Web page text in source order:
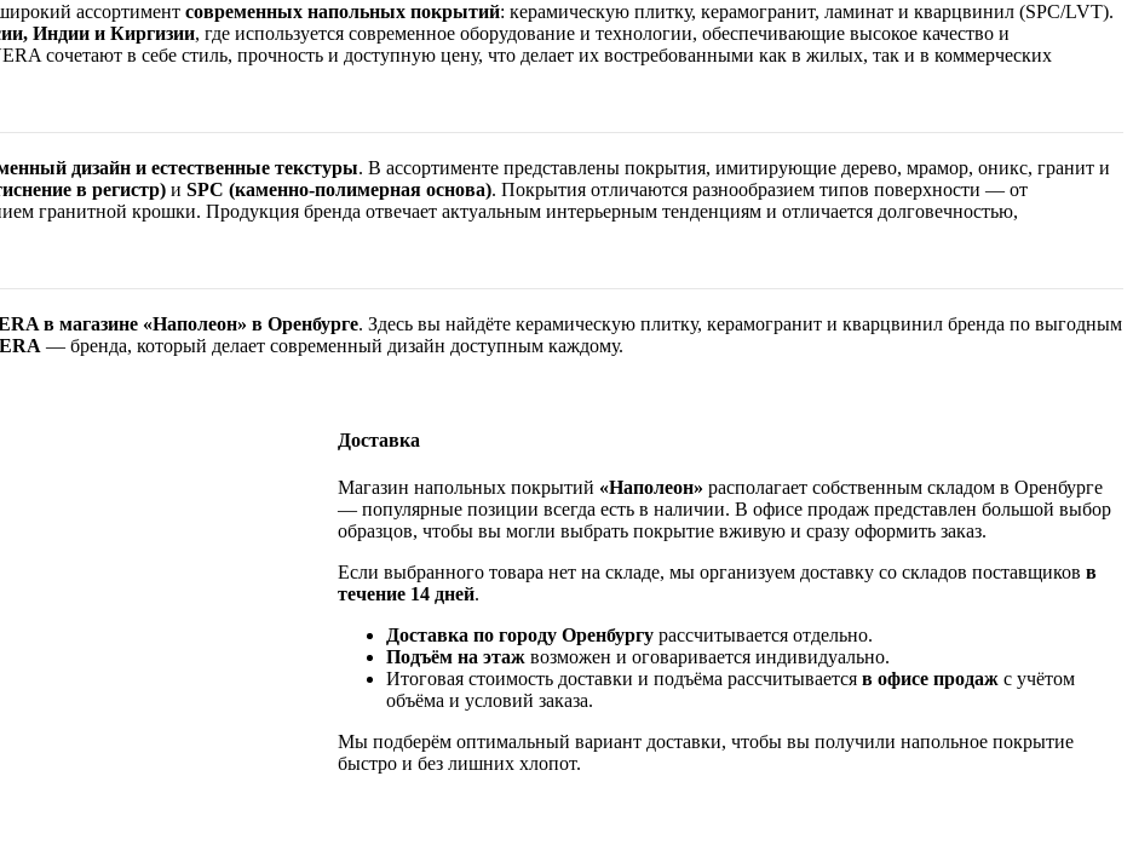
ассортимент современных напольных покрытий: керамическую плитку, керамогранит, ламинат и кварцвинил (SPC/LVT).
Индии и Киргизии, где используется современное оборудование и технологии, обеспечивающие высокое качество и
сочетают в себе стиль, прочность и доступную цену, что делает их востребованными как в жилых, так и в коммерческих
дизайн и естественные текстуры. В ассортименте представлены покрытия, имитирующие дерево, мрамор, оникс, гранит и
в регистр) и SPC (каменно-полимерная основа). Покрытия отличаются разнообразием типов поверхности — от
гранитной крошки. Продукция бренда отвечает актуальным интерьерным тенденциям и отличается долговечностью,
в магазине «Наполеон» в Оренбурге. Здесь вы найдёте керамическую плитку, керамогранит и кварцвинил бренда по выгодным
— бренда, который делает современный дизайн доступным каждому.
Доставка
Магазин напольных покрытий «Наполеон» располагает собственным складом в Оренбурге
— популярные позиции всегда есть в наличии. В офисе продаж представлен большой выбор
образцов, чтобы вы могли выбрать покрытие вживую и сразу оформить заказ.
Если выбранного товара нет на складе, мы организуем доставку со складов поставщиков в
течение 14 дней.
Доставка по городу Оренбургу рассчитывается отдельно.
Подъём на этаж возможен и оговаривается индивидуально.
Итоговая стоимость доставки и подъёма рассчитывается в офисе продаж с учётом
объёма и условий заказа.
Мы подберём оптимальный вариант доставки, чтобы вы получили напольное покрытие
быстро и без лишних хлопот.